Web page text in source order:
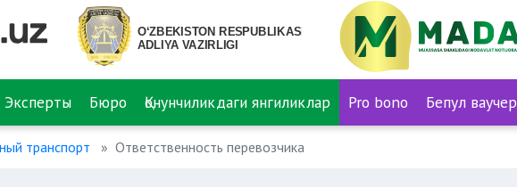
Эксперты Бюро Қонунчиликдаги янгиликлар Pro bono Бепул ваучер
транспорт Ответственность перевозчика